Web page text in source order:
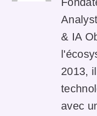
& IA
2013,
avec